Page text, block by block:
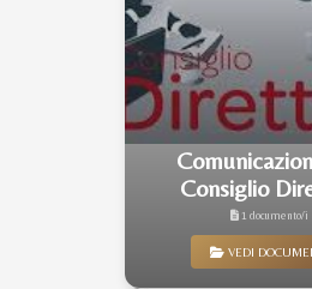
Consiglio
1 documento/i
VEDI